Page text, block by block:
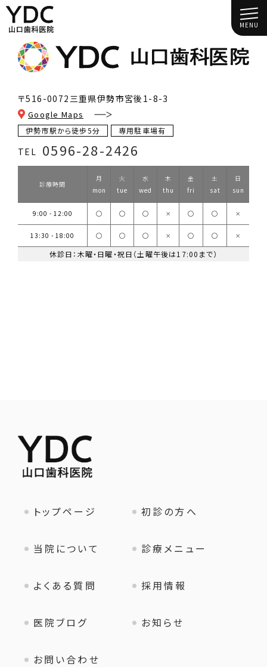
MENU
〒516-0072 三重県伊勢市宮後1-8-3
Google Maps
伊勢市駅から徒歩5分 専用駐車場有
TEL 0596-28-2426
診療時間
月
mon
火
tue
水
wed
木
thu
金
fri
土
sat
日
sun
9:00 - 12:00 ◯ ◯ ◯ ✕ ◯ ◯ ✕
13:30 - 18:00 ◯ ◯ ◯ ✕ ◯ ◯ ✕
休診日：木曜・日曜・祝日（土曜午後は17:00まで）
トップページ 初診の方へ
当院について 診療メニュー
よくある質問 採用情報
医院ブログ お知らせ
お問い合わせ